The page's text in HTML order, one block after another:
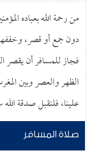
من رحمة الله بعباده
دون جمع أو قصر،
فجاز للمسافر أن يقصر
الظهر والعصر وبين
علينا، فلنقبل صدقة
صلاة المسافر